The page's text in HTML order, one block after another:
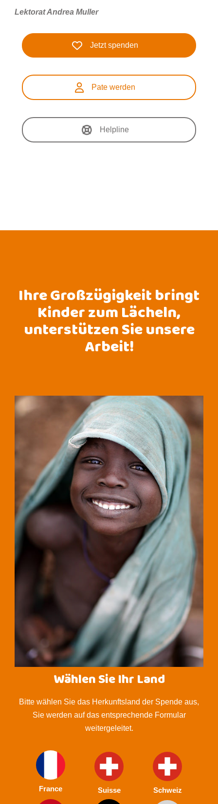
Lektorat Andrea Muller
Jetzt spenden
Pate werden
Helpline
Ihre Großzügigkeit bringt
Kinder zum Lächeln,
unterstützen Sie unsere
Arbeit!
Wählen Sie Ihr Land
Bitte wählen Sie das Herkunftsland der Spende aus,
Sie werden auf das entsprechende Formular
weitergeleitet.
France Suisse Schweiz